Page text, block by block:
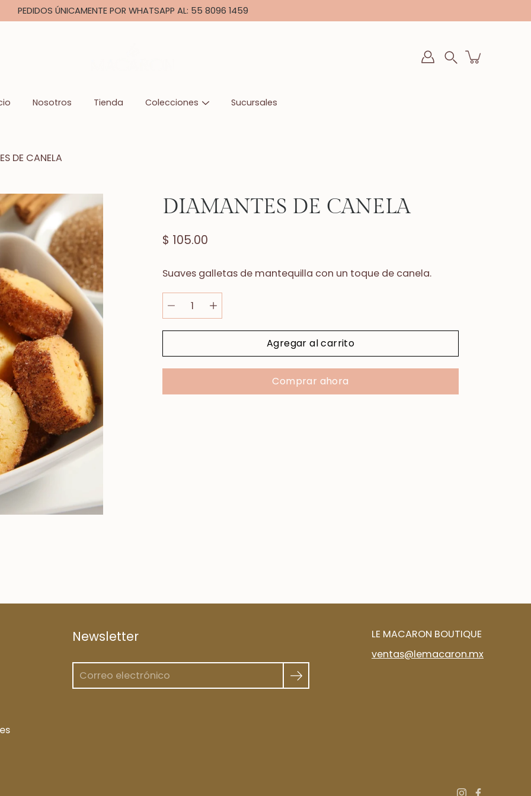
PEDIDOS ÚNICAMENTE POR WHATSAPP AL: 55 8096 1459
Nosotros Tienda Colecciones Sucursales
Buscar
DE CANELA
DIAMANTES DE CANELA
$ 105.00
Suaves galletas de mantequilla con un toque de canela.
Agregar al carrito
Comprar ahora
Newsletter
LE MACARON BOUTIQUE
ventas@lemacaron.mx